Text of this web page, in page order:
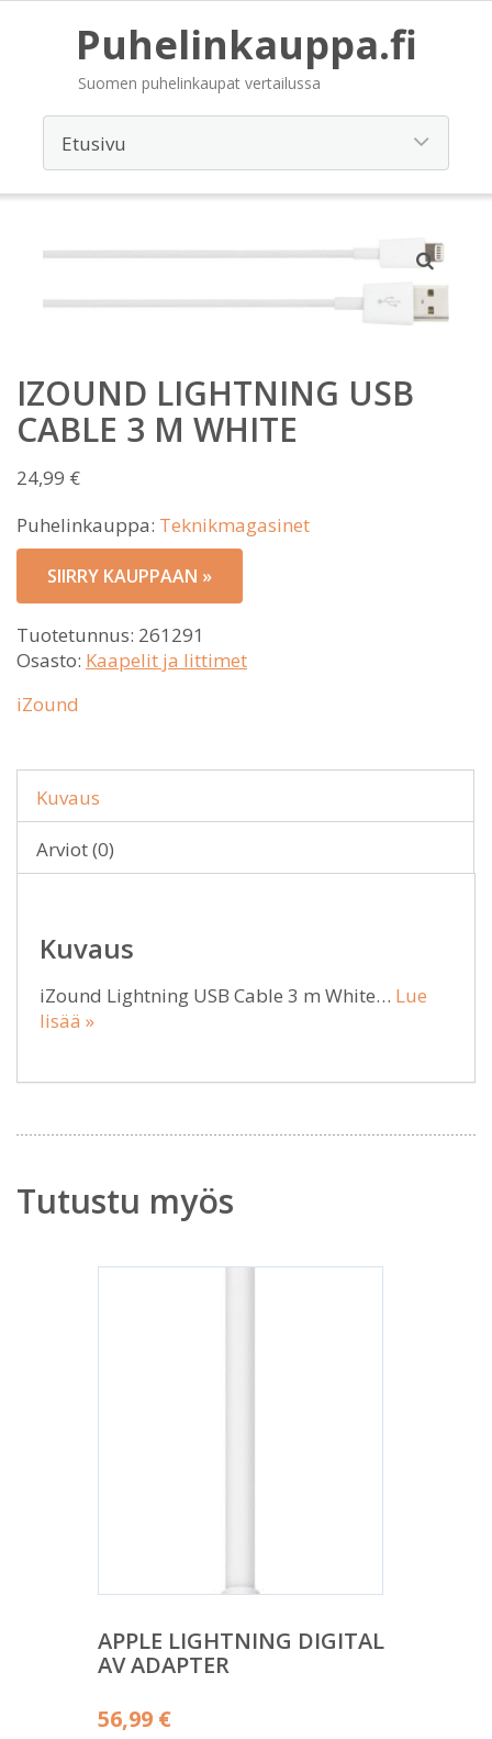
Puhelinkauppa.fi
Suomen puhelinkaupat vertailussa
IZOUND LIGHTNING USB
CABLE 3 M WHITE
24,99 €
Puhelinkauppa: Teknikmagasinet
SIIRRY KAUPPAAN »
Tuotetunnus: 261291
Osasto: Kaapelit ja littimet
iZound
Kuvaus
Arviot (0)
Kuvaus
iZound Lightning USB Cable 3 m White… Lue
lisää »
Tutustu myös
APPLE LIGHTNING DIGITAL
AV ADAPTER
56,99 €